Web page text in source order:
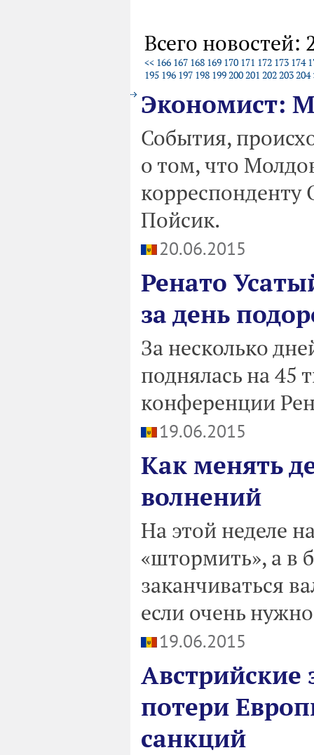
Всего новостей:
<< 166 167 168 169 170 171 172 173 174
195 196 197 198 199200201 202203204
Экономист:
События,
о том, что
корреспонденту
Пойсик.
20.06.2015
Ренато
за день
За несколько
поднялась на 45
конференции
19.06.2015
Как менять
волнений
На этой неделе
«штормить», а в
заканчиваться
если очень
19.06.2015
Австрийские
потери
санкций